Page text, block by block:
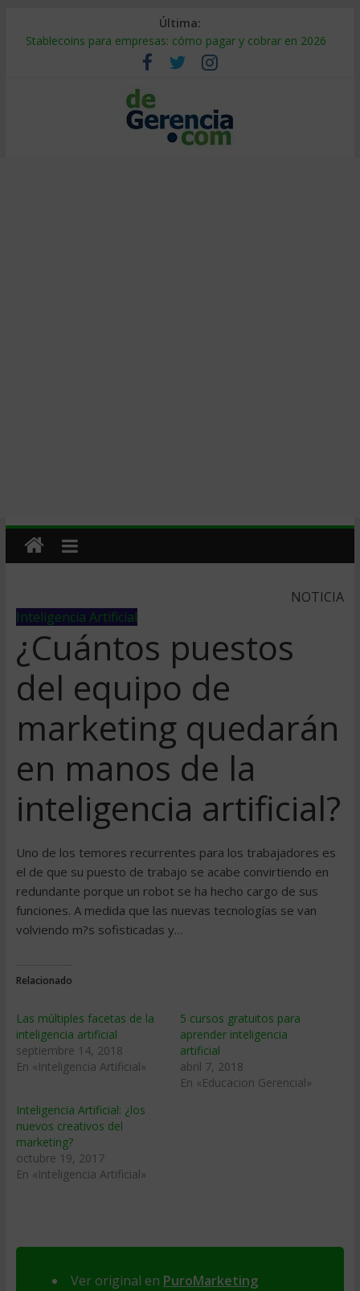
Última:
Stablecoins para empresas: cómo pagar y cobrar en 2026
Despido silencioso: qué es y por qué sale tan caro
IA en selección de personal: cómo auditarla a tiempo
Trabajo forzoso en la cadena de suministro: qué hacer
Mercado hispano de EE. UU.: cómo segmentarlo y venderle
NOTICIA
Inteligencia Artificial
¿Cuántos puestos
del equipo de
marketing quedarán
en manos de la
inteligencia artificial?
Uno de los temores recurrentes para los trabajadores es
el de que su puesto de trabajo se acabe convirtiendo en
redundante porque un robot se ha hecho cargo de sus
funciones. A medida que las nuevas tecnologías se van
volviendo m?s sofisticadas y…
Relacionado
Las múltiples facetas de la
inteligencia artificial
septiembre 14, 2018
En «Inteligencia Artificial»
5 cursos gratuitos para
aprender inteligencia
artificial
abril 7, 2018
En «Educacion Gerencial»
Inteligencia Artificial: ¿los
nuevos creativos del
marketing?
octubre 19, 2017
En «Inteligencia Artificial»
Ver original en PuroMarketing